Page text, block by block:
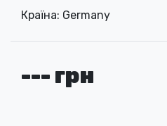
Країна: Germany
--- грн